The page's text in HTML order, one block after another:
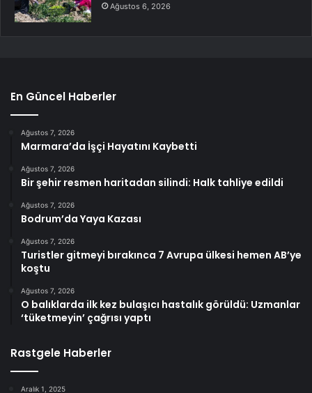
Ağustos 6, 2026
En Güncel Haberler
Ağustos 7, 2026
Marmara’da İşçi Hayatını Kaybetti
Ağustos 7, 2026
Bir şehir resmen haritadan silindi: Halk tahliye edildi
Ağustos 7, 2026
Bodrum’da Yaya Kazası
Ağustos 7, 2026
Turistler gitmeyi bırakınca 7 Avrupa ülkesi hemen AB’ye
koştu
Ağustos 7, 2026
O balıklarda ilk kez bulaşıcı hastalık görüldü: Uzmanlar
‘tüketmeyin’ çağrısı yaptı
Rastgele Haberler
Aralık 1, 2025